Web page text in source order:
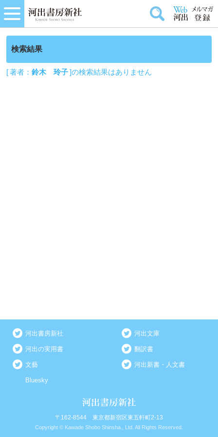
検索結果
[ 著者：鈴木 玲子]の検索結果はありません
河出書房新社 河出文庫
河出の実用書 翻訳書
文藝 河出新書・人文書
Bluesky
〒162-8544 東京都新宿区東五軒町2-13
Copyright © Kawade Shobo Shinsha., Ltd. All Rights Reserved.